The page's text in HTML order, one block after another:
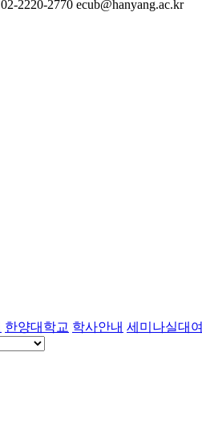
02-2220-2770 ecub@hanyang.ac.kr
한양대학교 학사안내 세미나실대여